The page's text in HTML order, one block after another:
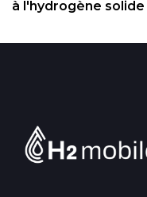
à l'hydrogène